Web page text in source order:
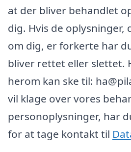
at der bliver behandlet
dig. Hvis de oplysninger,
om dig, er forkerte har
bliver rettet eller slettet.
herom kan ske til:
vil klage over vores
personoplysninger, har
for at tage kontakt til